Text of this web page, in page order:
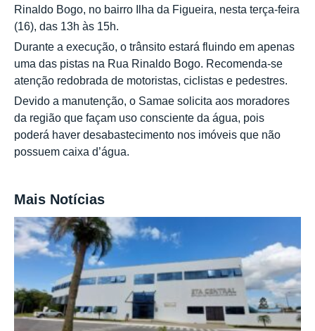
Rinaldo Bogo, no bairro Ilha da Figueira, nesta terça-feira
(16), das 13h às 15h.
Durante a execução, o trânsito estará fluindo em apenas
uma das pistas na Rua Rinaldo Bogo. Recomenda-se
atenção redobrada de motoristas, ciclistas e pedestres.
Devido a manutenção, o Samae solicita aos moradores
da região que façam uso consciente da água, pois
poderá haver desabastecimento nos imóveis que não
possuem caixa d’água.
Mais Notícias